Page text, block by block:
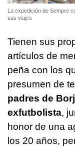
La expedición de Sempre
sus viajes
Tienen sus
artículos de
peña con los
presumen de
padres de
exfutbolista,
honor de una
los 20 años,